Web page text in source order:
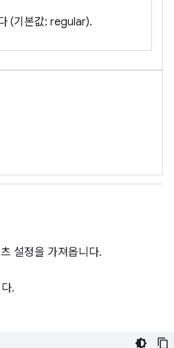
(기본값: regular).
설정을 가져옵니다.
.